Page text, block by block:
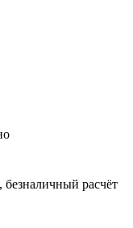
расчёт